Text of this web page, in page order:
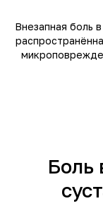
Внезапная боль
Боль